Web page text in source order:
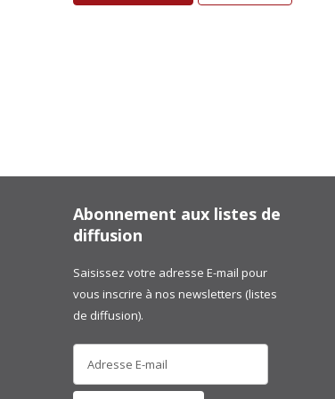
Abonnement aux listes de
diffusion
Saisissez votre adresse E-mail pour
vous inscrire à nos newsletters (listes
de diffusion).